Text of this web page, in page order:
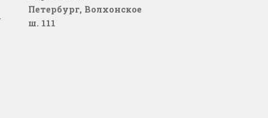
Петербург, Волхонское
ш. 111